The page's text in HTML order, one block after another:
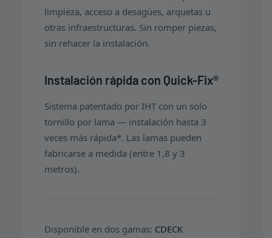
limpieza, acceso a desagües, arquetas u
otras infraestructuras. Sin romper piezas,
sin rehacer la instalación.
Instalación rápida con Quick-Fix®
Sistema patentado por IHT con un solo
tornillo por lama — instalación hasta 3
veces más rápida*. Las lamas pueden
fabricarse a medida (entre 1,8 y 3
metros).
Disponible en dos gamas: CDECK